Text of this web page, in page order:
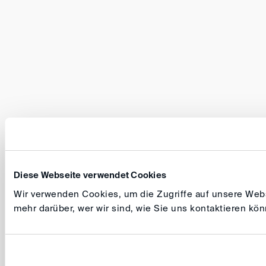
Diese Webseite verwendet Cookies
Wir verwenden Cookies, um die Zugriffe auf unsere
mehr darüber, wer wir sind, wie Sie uns kontaktieren